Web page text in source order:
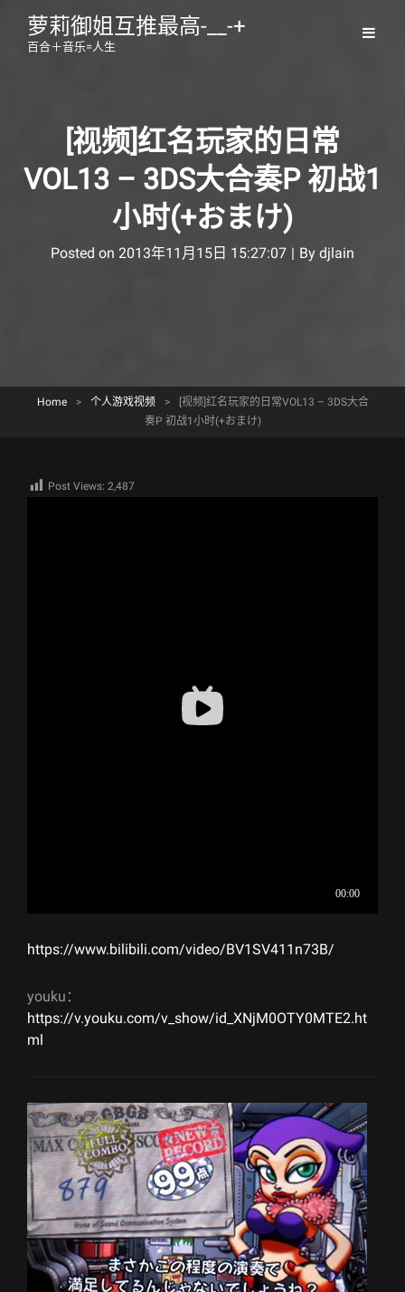
萝莉御姐互推最高-__-+
百合＋音乐=人生
[视频]红名玩家的日常
VOL13 – 3DS大合奏P 初战1
小时(+おまけ)
Posted on 2013年11月15日 15:27:07 | By Byline
djlain
Home > 个人游戏视频 >
[视频]红名玩家的日常VOL13 – 3DS大合
奏P 初战1小时(+おまけ)
Post Views: 2,487
https://www.bilibili.com/video/BV1SV411n73B/
youku：
https://v.youku.com/v_show/id_XNjM0OTY0MTE2.ht
ml